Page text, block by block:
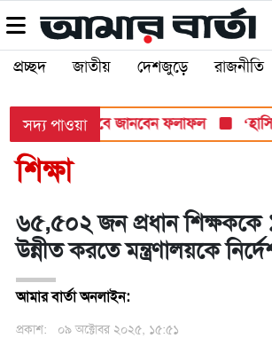
প্রচ্ছদ জাতীয় দেশজুড়ে রাজনীতি
সদ্য পাওয়াযেভাবে জানবেন ফলাফল
শিক্ষা
৬৫,৫০২ জন প্রধান শিক্ষককে
উন্নীত করতে মন্ত্রণালয়কে
আমার বার্তা অনলাইন:
প্রকাশ: ০৯ অক্টোবর ২০২৫, ১৫:৫১